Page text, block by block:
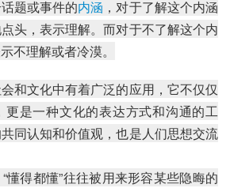
题或事件的内涵 ，对于了解这个内涵
头，表示理解。而对于不了解这个内
不理解或者冷漠。
和文化中有着广泛的应用，它不仅仅
更是一种文化的表达方式和沟通的工
同认知和价值观，也是人们思想交流
懂得都懂”往往被用来形容某些隐晦的